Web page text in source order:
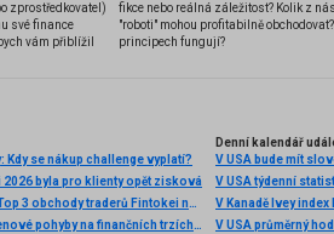
zprostředkovatel)
své finance
vám přiblížil
fikce nebo reálná záležitost? Kolik z
"roboti" mohou profitabilně
principech fungují?
se nákup challenge vyplatí?
byla pro klienty opět zisková
Léto v plném proudu, trhy také: Top 3 obchody traderů Fintokei na indexech a zlatě
Chamtivost a strach: Největší cenové pohyby na finančních trzích (červenec 2026)
Denní kalendář
V USA bude mít
V USA týdenní
V Kanadě Ivey index
V USA průměrný